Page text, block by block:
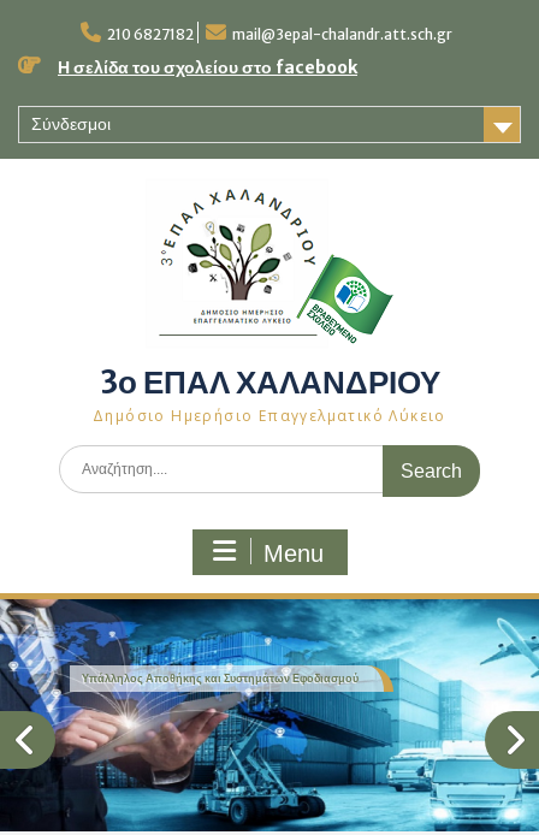
content
210 6827182 mail@3epal-chalandr.att.sch.gr
Η σελίδα του σχολείου στο facebook
Σύνδεσμοι
3ο ΕΠΑΛ ΧΑΛΑΝΔΡΙΟΥ
Δημόσιο Ημερήσιο Επαγγελματικό Λύκειο
Search
for:
Menu
Υπάλληλος Τουριστικών Επιχειρήσεων